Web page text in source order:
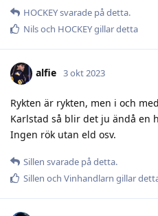
HOCKEYsvarade på detta.
Nilsoch HOCKEYgillar detta
alfie 3 okt 2023
Rykten är rykten, men i och
Karlstad så blir det ju ändå en
Ingen rök utan eld osv.
Sillen svarade på detta.
Sillen och Vinhandlarn gillar